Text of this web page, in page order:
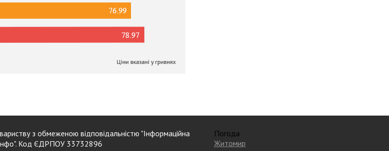
з обмеженою відповідальністю "Інформаційна
Код ЄДРПОУ 33732896
Погода
Житомир